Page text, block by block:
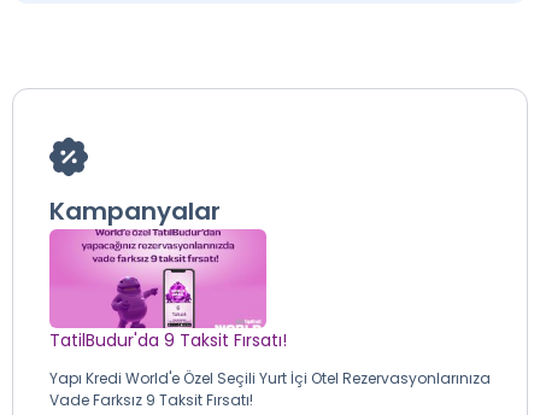
Kampanyalar
TatilBudur'da 9 Taksit Fırsatı!
Yapı Kredi World'e Özel Seçili Yurt İçi Otel Rezervasyonlarınıza
Vade Farksız 9 Taksit Fırsatı!